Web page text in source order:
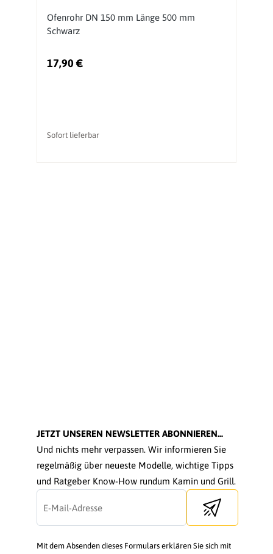
Ofenrohr DN 150 mm Länge 500 mm
Schwarz
17,90 €
Sofort lieferbar
JETZT UNSEREN NEWSLETTER ABONNIEREN...
Und nichts mehr verpassen. Wir informieren Sie
regelmäßig über neueste Modelle, wichtige Tipps
und Ratgeber Know-How rundum Kamin und Grill.
Send newsletter
Mit dem Absenden dieses Formulars erklären Sie sich mit